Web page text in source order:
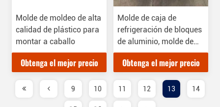
Molde de moldeo de alta
calidad de plástico para
montar a caballo
Obtenga el mejor precio
Molde de caja de
refrigeración de bloques
de aluminio, molde de
caja de refrigeración de
moldeo rotativo
Obtenga el mejor precio
9 10 11 12 13 14